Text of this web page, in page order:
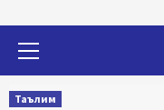
Таълим